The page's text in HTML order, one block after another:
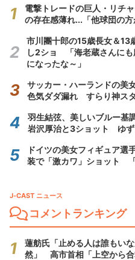
電撃トレードの巨人・リチ
の存在感薄れ...「他球団の
市川團十郎の15歳長女＆13
し2ショ 「海老蔵さんにも
になったな～」
サッカー・ハーランドの美
色気ダダ漏れ すらり神ス
羽生結弦、美しいブルー基
岩沢厚治と3ショット ゆ
ドイツの美女フィギュア選
装で「激カワ」ショット
J-CAST ニュース
コメントランキング
蓮舫氏「止める人は誰もい
然」 高市首相「上空から